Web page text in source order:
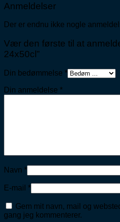
Anmeldelser
Der er endnu ikke nogle
Vær den første til at
24x50cl”
Din bedømmelse *
Din anmeldelse *
Navn *
E-mail *
Gem mit navn, mail og
gang jeg kommenterer.